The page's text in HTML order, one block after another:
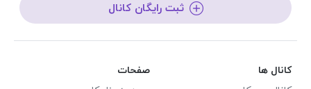
ثبت رایگان کانال
کانال ها
صفحات